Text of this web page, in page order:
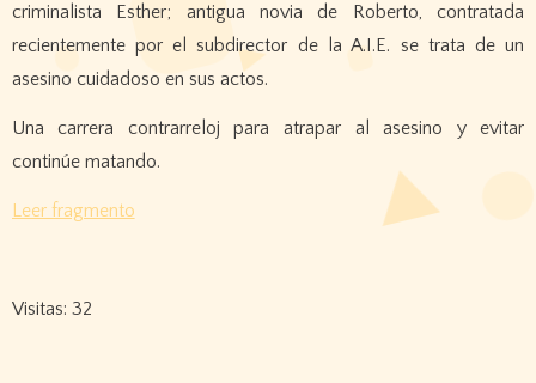
criminalista Esther; antigua novia de Roberto, contratada
recientemente por el subdirector de la A.I.E. se trata de un
asesino cuidadoso en sus actos.
Una carrera contrarreloj para atrapar al asesino y evitar
continúe matando.
Leer fragmento
Visitas: 32